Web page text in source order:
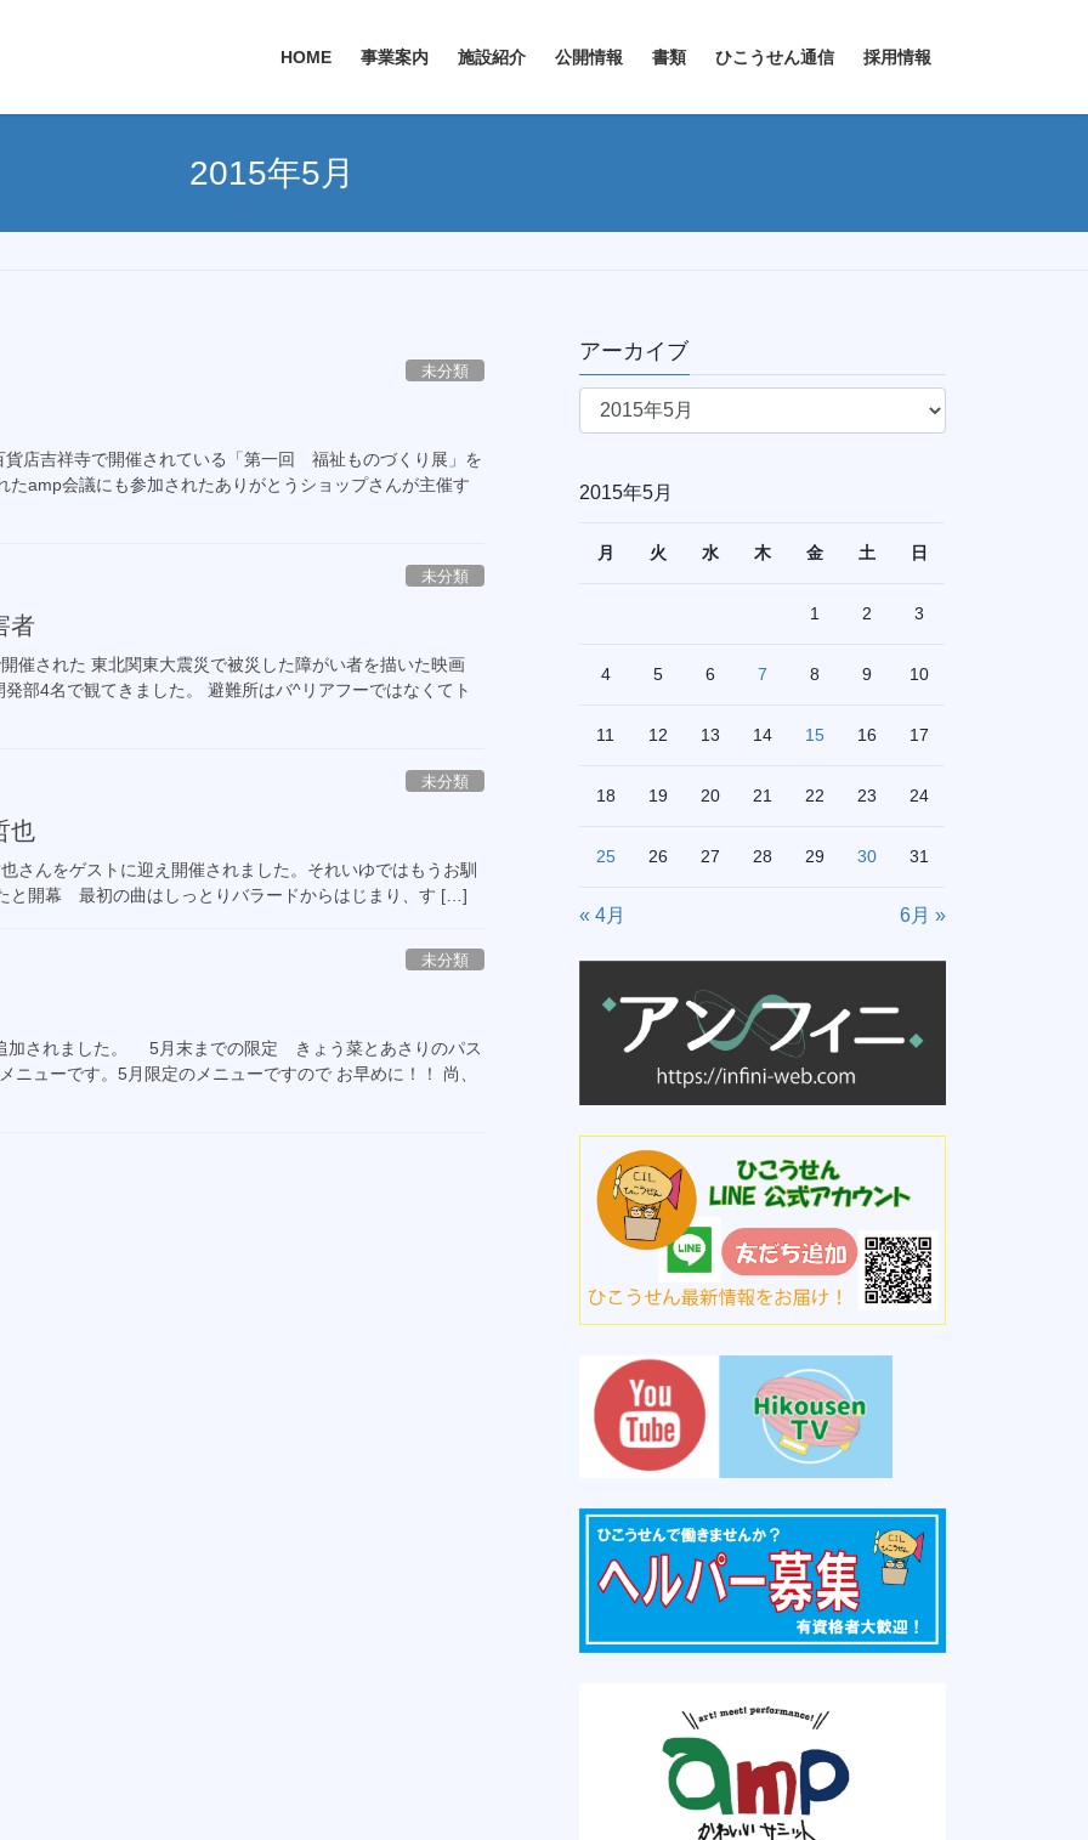
HOME 事業案内 施設紹介 公開情報 書類 ひこうせん通信 採用情報
2015年5月
未分類
店吉祥寺で開催されている「第一回 福祉ものづくり展」を
amp会議にも参加されたありがとうショップさんが主催す
未分類
者
催された 東北関東大震災で被災した障がい者を描いた映画
部4名で観てきました。 避難所はバ^リアフーではなくてト
未分類
也
んをゲストに迎え開催されました。それいゆではもうお馴
と開幕 最初の曲はしっとりバラードからはじまり、す […]
未分類
加されました。 5月末までの限定 きょう菜とあさりのパス
ューです。5月限定のメニューですので お早めに！！ 尚、
アーカイブ
ア
ブ
2015年5月
月 火 水 木 金 土 日
1 2 3
4 5 6 7 8 9 10
11 12 13 14 15 16 17
18 19 20 21 22 23 24
25 26 27 28 29 30 31
« 4月 6月 »